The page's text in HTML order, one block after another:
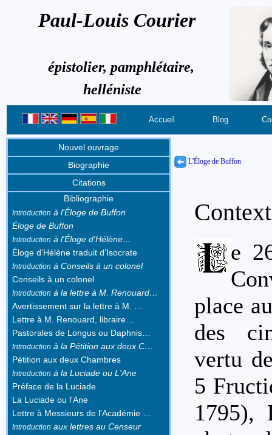
Paul-Louis Courier
épistolier, pamphlétaire,
helléniste
Accueil Blog
Nouvel ouvrage
Biographie
Citations
Bibliographie
Introduction à l'Éloge de Buffon
Éloge de Buffon
Introduction à l'Éloge d'Hélène…
Éloge d’Hélène traduit d’Isocrate
Introduction à Conseils à un colonel
Conseils à un colonel
Introduction à la lettre à M. Renouard…
Avertissement sur la lettre à M. …
Lettre à M. Renouard, libraire…
Pastorales de Longus ou Daphnis…
Introduction à la Pétition aux deux C…
Pétition aux deux Chambres
Introduction à la Luciade ou L'Ane
Préface de la Luciade
La Luciade ou l'Ane
Lettre à Messieurs de l'Académie …
Introduction aux lettres au Censeur
L'Éloge de Buffon
e
place
des
vertu
5
1795),